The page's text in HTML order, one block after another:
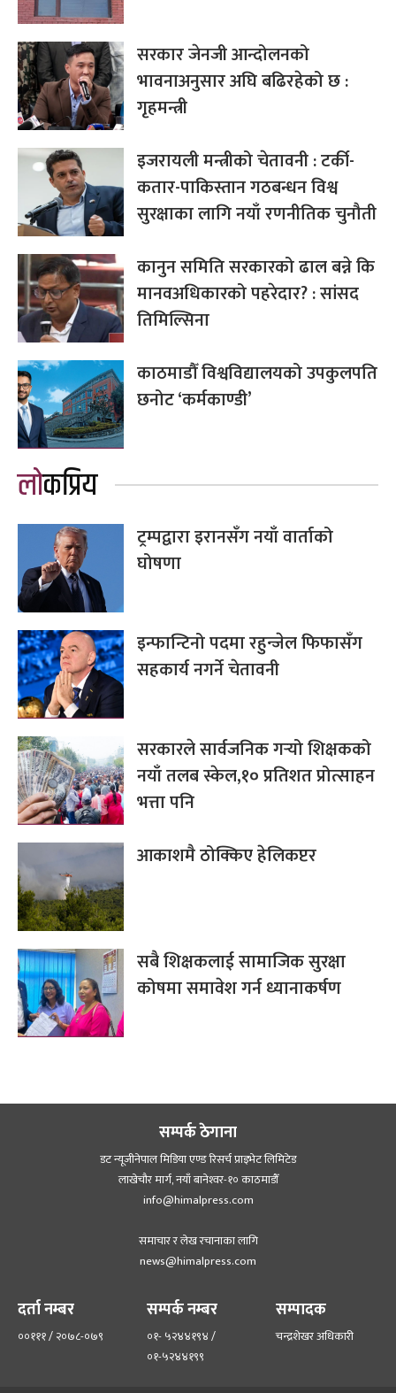
सरकार जेनजी आन्दोलनको
भावनाअनुसार अघि बढिरहेको छ :
गृहमन्त्री
इजरायली मन्त्रीको चेतावनी : टर्की-
कतार-पाकिस्तान गठबन्धन विश्व
सुरक्षाका लागि नयाँ रणनीतिक चुनौती
कानुन समिति सरकारको ढाल बन्ने कि
मानवअधिकारको पहरेदार? : सांसद
तिमिल्सिना
काठमाडौँ विश्वविद्यालयको उपकुलपति
छनोट ‘कर्मकाण्डी’
लोकप्रिय
ट्रम्पद्वारा इरानसँग नयाँ वार्ताको
घोषणा
इन्फान्टिनो पदमा रहुन्जेल फिफासँग
सहकार्य नगर्ने चेतावनी
सरकारले सार्वजनिक गर्‍यो शिक्षकको
नयाँ तलब स्केल,१० प्रतिशत प्रोत्साहन
भत्ता पनि
आकाशमै ठोक्किए हेलिकप्टर
सबै शिक्षकलाई सामाजिक सुरक्षा
कोषमा समावेश गर्न ध्यानाकर्षण
सम्पर्क ठेगाना
डट न्यूजीनेपाल मिडिया एण्ड रिसर्च प्राइभेट लिमिटेड
लाखेचौर मार्ग, नयाँ बानेश्‍वर-१० काठमाडौँ
info@himalpress.com
समाचार र लेख रचानाका लागि
news@himalpress.com
दर्ता नम्बर
००१११ / २०७८-०७९
सम्पर्क नम्बर
०१- ५२४४१९४ /
०१-५२४४१९९
सम्पादक
चन्द्रशेखर अधिकारी